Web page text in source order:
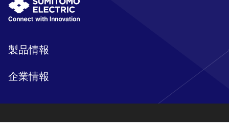
製品情報
企業情報